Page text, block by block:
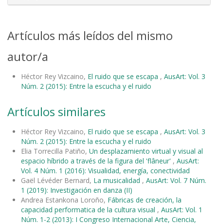
Artículos más leídos del mismo
autor/a
Héctor Rey Vizcaino, El ruido que se escapa , AusArt: Vol. 3
Núm. 2 (2015): Entre la escucha y el ruido
Artículos similares
Héctor Rey Vizcaino, El ruido que se escapa , AusArt: Vol. 3
Núm. 2 (2015): Entre la escucha y el ruido
Elia Torrecilla Patiño, Un desplazamiento virtual y visual al
espacio híbrido a través de la figura del 'flâneur' , AusArt:
Vol. 4 Núm. 1 (2016): Visualidad, energía, conectividad
Gaël Lévéder Bernard, La musicalidad , AusArt: Vol. 7 Núm.
1 (2019): Investigación en danza (II)
Andrea Estankona Loroño, Fábricas de creación, la
capacidad performatica de la cultura visual , AusArt: Vol. 1
Núm. 1-2 (2013): I Congreso Internacional Arte, Ciencia,